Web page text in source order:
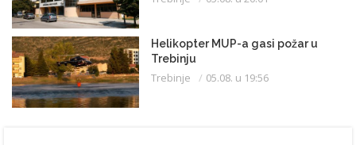
Helikopter MUP-a gasi požar u
Trebinju
Trebinje 05.08. u 19:56